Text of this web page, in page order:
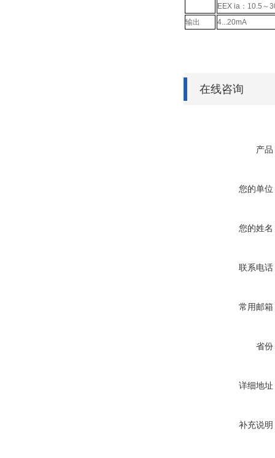
EEX ia：10.5～
输出
4...20mA
在线咨询
产品
您的单位
您的姓名
联系电话
常用邮箱
省份
详细地址
补充说明